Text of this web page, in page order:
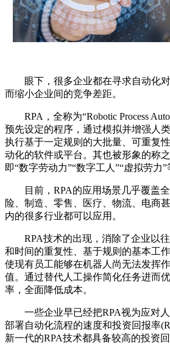
眼下，很多企业都在寻求自动化对
而缩小企业间的竞争差距。
RPA，全称为“Robotic Process
预先设定的程序，通过模拟并增强人
执行基于一定规则的大批量、可重复
动化的软件或平台。其也被形象的称之
即“数字劳动力”“数字工人”“虚拟劳力”
目前，RPA的应用场景几乎覆盖全
险、制造、零售、医疗、物流、电商
内的很多行业都可以应用。
RPA技术的出现，消除了企业以往
和时间的重复性、基于规则的基本工
使现有员工能够在机器人尚无法发挥
值。通过替代人工操作简化任务进而
率，全面降低成本。
一些企业早已经把RPA视为应对人
部署自动化流程的速度和投资回报率
新一代的RPA技术都具备较高的投资